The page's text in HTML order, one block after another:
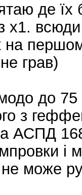
де їх
всюди
на
грав)
до 75
з
АСПД
і
може